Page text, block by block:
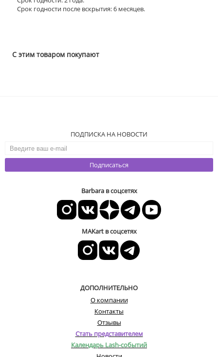
Срок годности после вскрытия: 6 месяцев.
С этим товаром покупают
ПОДПИСКА НА НОВОСТИ
Подписаться
Barbara в соцсетях
MAKart в соцсетях
ДОПОЛНИТЕЛЬНО
О компании
Контакты
Отзывы
Стать представителем
Календарь Lash-событий